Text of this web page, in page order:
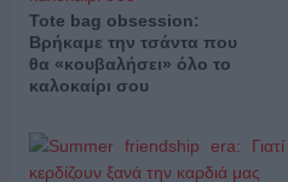
Tote bag obsession:
Βρήκαμε την τσάντα που
θα «κουβαλήσει» όλο το
καλοκαίρι σου